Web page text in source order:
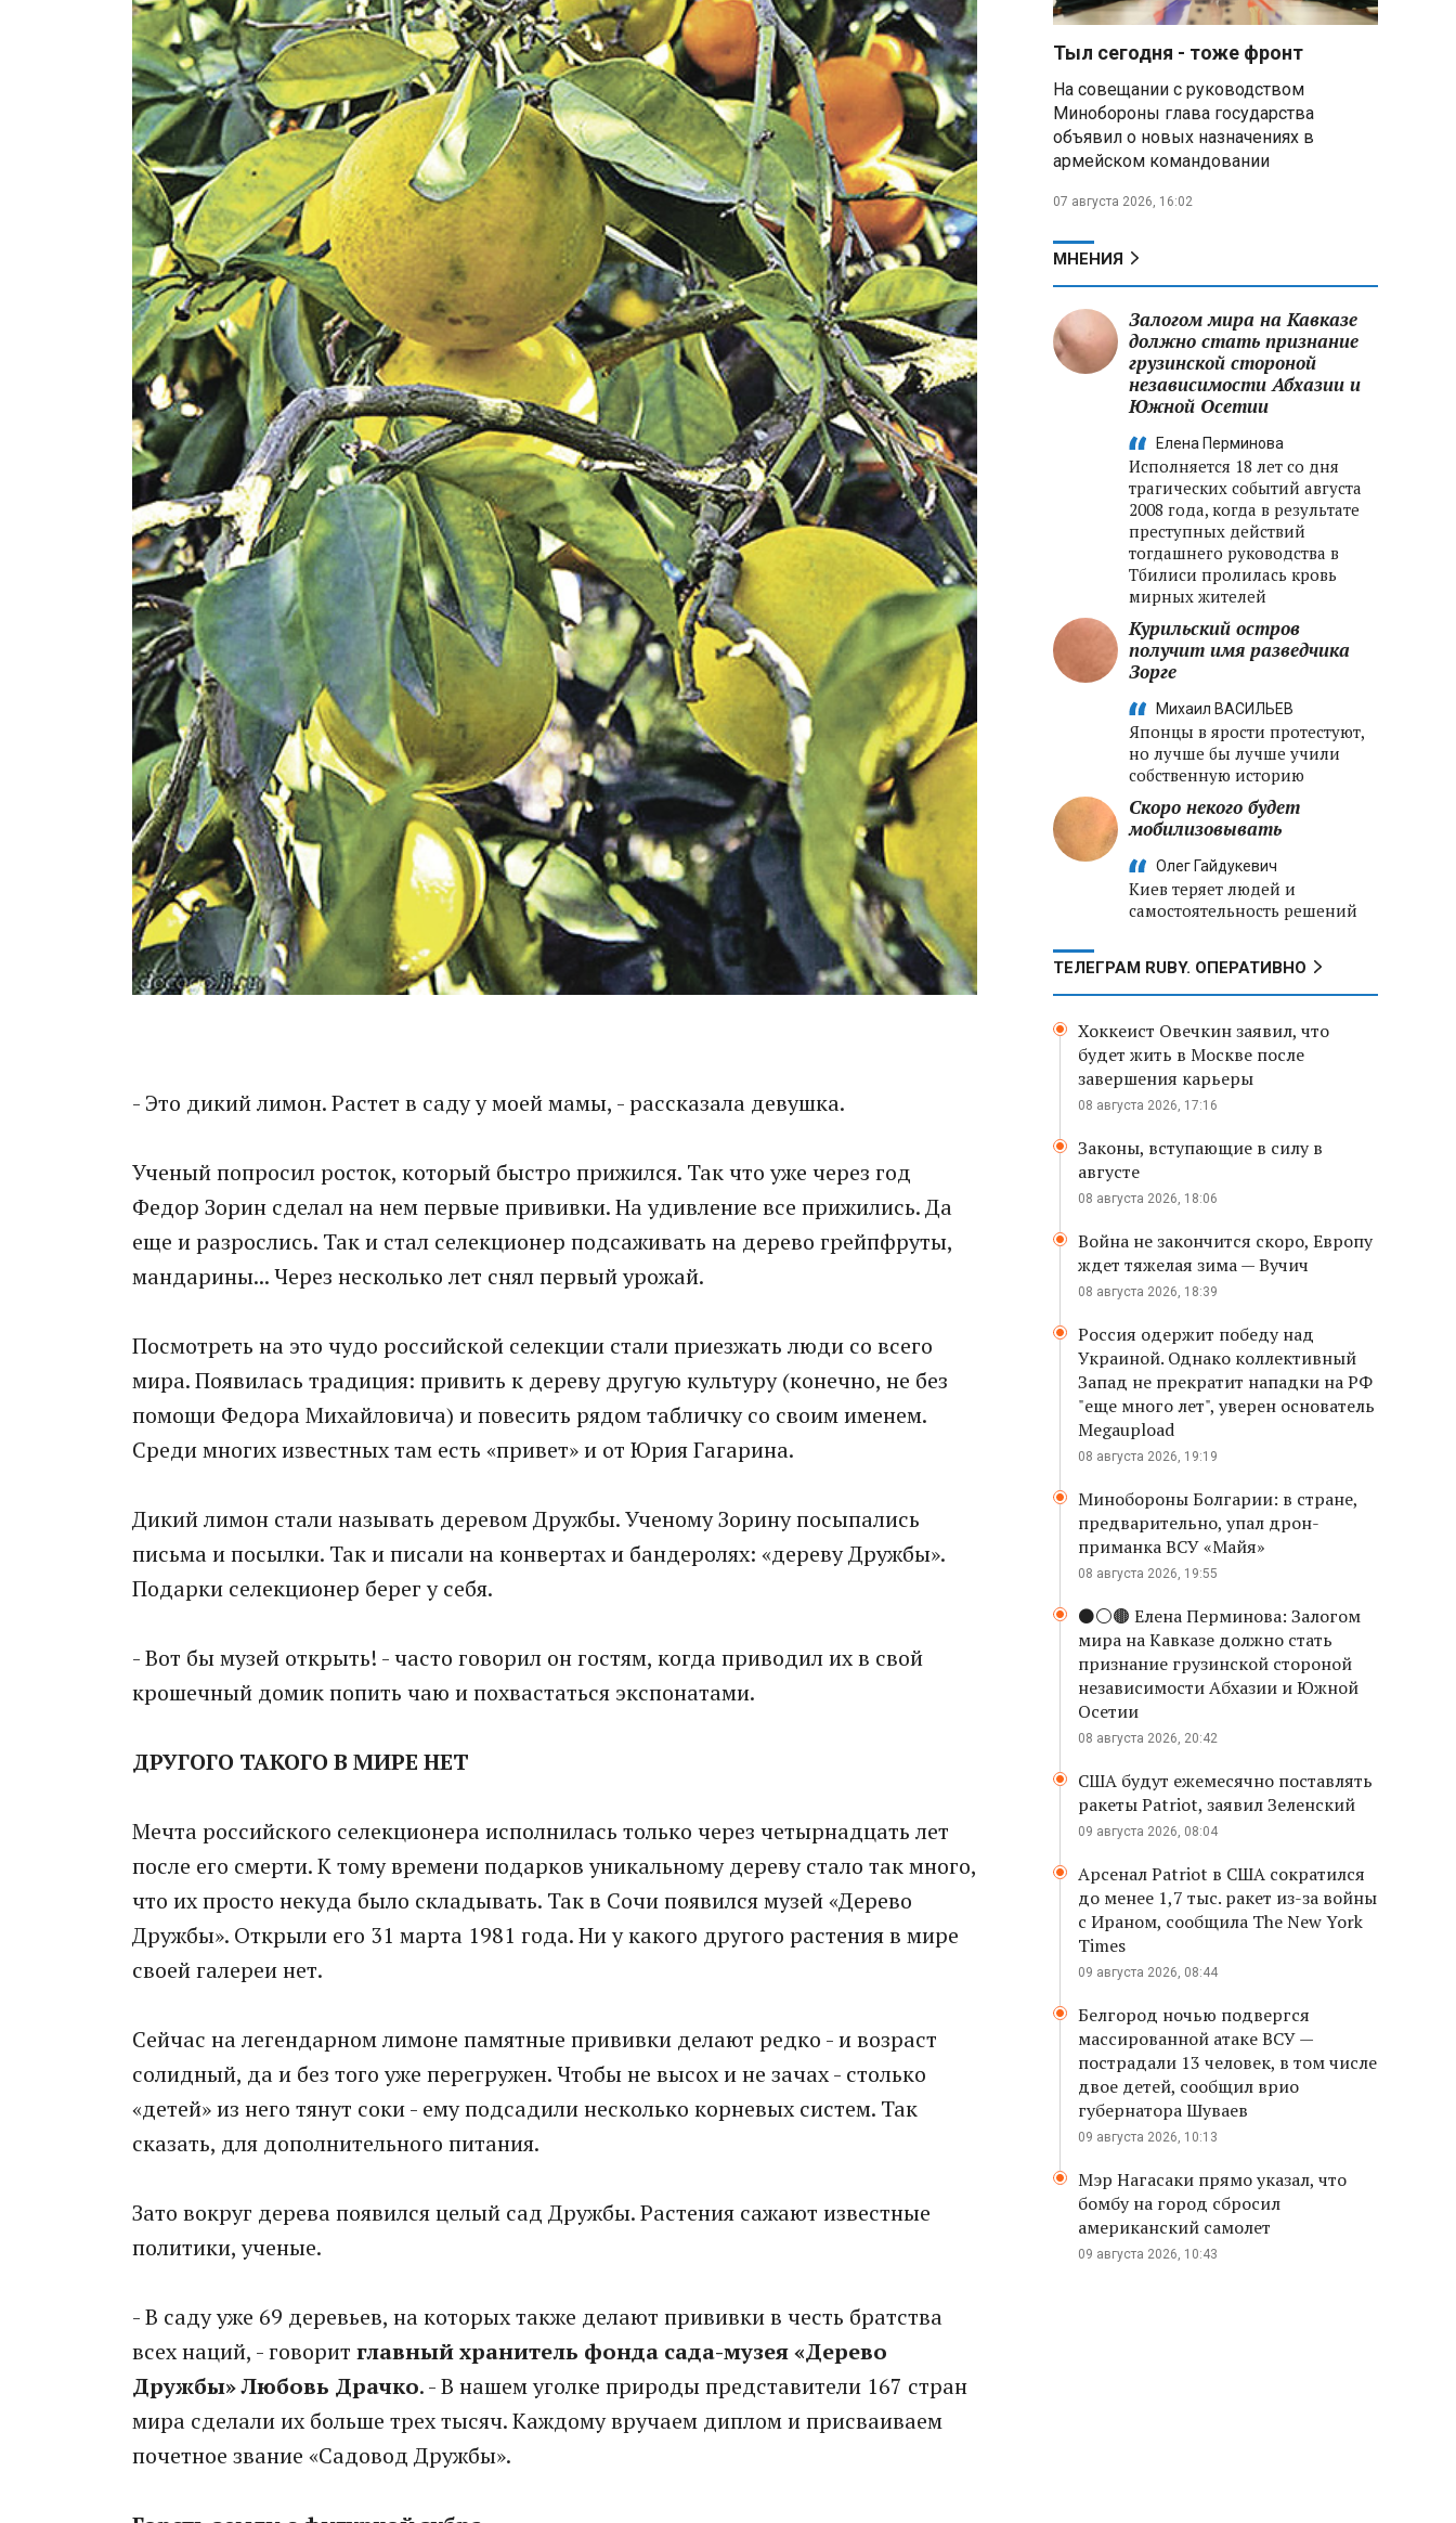
- Это дикий лимон. Растет в саду у моей мамы, - рассказала девушка.
Ученый попросил росток, который быстро прижился. Так что уже через год
Федор Зорин сделал на нем первые прививки. На удивление все прижились. Да
еще и разрослись. Так и стал селекционер подсаживать на дерево грейпфруты,
мандарины... Через несколько лет снял первый урожай.
Посмотреть на это чудо российской селекции стали приезжать люди со всего
мира. Появилась традиция: привить к дереву другую культуру (конечно, не без
помощи Федора Михайловича) и повесить рядом табличку со своим именем.
Среди многих известных там есть «привет» и от Юрия Гагарина.
Дикий лимон стали называть деревом Дружбы. Ученому Зорину посыпались
письма и посылки. Так и писали на конвертах и бандеролях: «дереву Дружбы».
Подарки селекционер берег у себя.
- Вот бы музей открыть! - часто говорил он гостям, когда приводил их в свой
крошечный домик попить чаю и похвастаться экспонатами.
ДРУГОГО ТАКОГО В МИРЕ НЕТ
Мечта российского селекционера исполнилась только через четырнадцать лет
после его смерти. К тому времени подарков уникальному дереву стало так много,
что их просто некуда было складывать. Так в Сочи появился музей «Дерево
Дружбы». Открыли его 31 марта 1981 года. Ни у какого другого растения в мире
своей галереи нет.
Сейчас на легендарном лимоне памятные прививки делают редко - и возраст
солидный, да и без того уже перегружен. Чтобы не высох и не зачах - столько
«детей» из него тянут соки - ему подсадили несколько корневых систем. Так
сказать, для дополнительного питания.
Зато вокруг дерева появился целый сад Дружбы. Растения сажают известные
политики, ученые.
- В саду уже 69 деревьев, на которых также делают прививки в честь братства
всех наций, - говорит главный хранитель фонда сада-музея «Дерево
Дружбы» Любовь Драчко. - В нашем уголке природы представители 167 стран
мира сделали их больше трех тысяч. Каждому вручаем диплом и присваиваем
почетное звание «Садовод Дружбы».
Минск возглавил рейтинг
городов у российских туристов
Минобороны РФ: при
освобождении Анискино ВСУ
понесли большие потери, часть
военных сдалась в плен
Александр Лукашенко:
скупают пустующие дома в
Тыл сегодня - тоже фронт
На совещании с руководством
Минобороны глава государства
объявил о новых назначениях в
армейском командовании
07 августа 2026, 16:02
МНЕНИЯ
Залогом мира на Кавказе
должно стать признание
грузинской стороной
независимости Абхазии и
Южной Осетии
Елена Перминова
Исполняется 18 лет со дня
трагических событий августа
2008 года, когда в результате
преступных действий
тогдашнего руководства в
Тбилиси пролилась кровь
мирных жителей
Курильский остров
получит имя разведчика
Зорге
Михаил ВАСИЛЬЕВ
Японцы в ярости протестуют,
но лучше бы лучше учили
собственную историю
Скоро некого будет
мобилизовывать
Олег Гайдукевич
Киев теряет людей и
самостоятельность решений
ТЕЛЕГРАМ RUBY. ОПЕРАТИВНО
Хоккеист Овечкин заявил, что
будет жить в Москве после
завершения карьеры
08 августа 2026, 17:16
Законы, вступающие в силу в
августе
08 августа 2026, 18:06
Война не закончится скоро, Европу
ждет тяжелая зима — Вучич
08 августа 2026, 18:39
Россия одержит победу над
Украиной. Однако коллективный
Запад не прекратит нападки на РФ
"еще много лет", уверен основатель
Megaupload
08 августа 2026, 19:19
Минобороны Болгарии: в стране,
предварительно, упал дрон-
приманка ВСУ «Майя»
08 августа 2026, 19:55
⚫️⚪️🟤 Елена Перминова: Залогом
мира на Кавказе должно стать
признание грузинской стороной
независимости Абхазии и Южной
Осетии
08 августа 2026, 20:42
США будут ежемесячно поставлять
ракеты Patriot, заявил Зеленский
09 августа 2026, 08:04
Арсенал Patriot в США сократился
до менее 1,7 тыс. ракет из-за войны
с Ираном, сообщила The New York
Times
09 августа 2026, 08:44
Белгород ночью подвергся
массированной атаке ВСУ —
пострадали 13 человек, в том числе
двое детей, сообщил врио
губернатора Шуваев
09 августа 2026, 10:13
Мэр Нагасаки прямо указал, что
бомбу на город сбросил
американский самолет
09 августа 2026, 10:43